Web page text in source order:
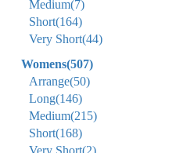
Medium(7)
Short(164)
Very Short(44)
Womens(507)
Arrange(50)
Long(146)
Medium(215)
Short(168)
Very Short(2)